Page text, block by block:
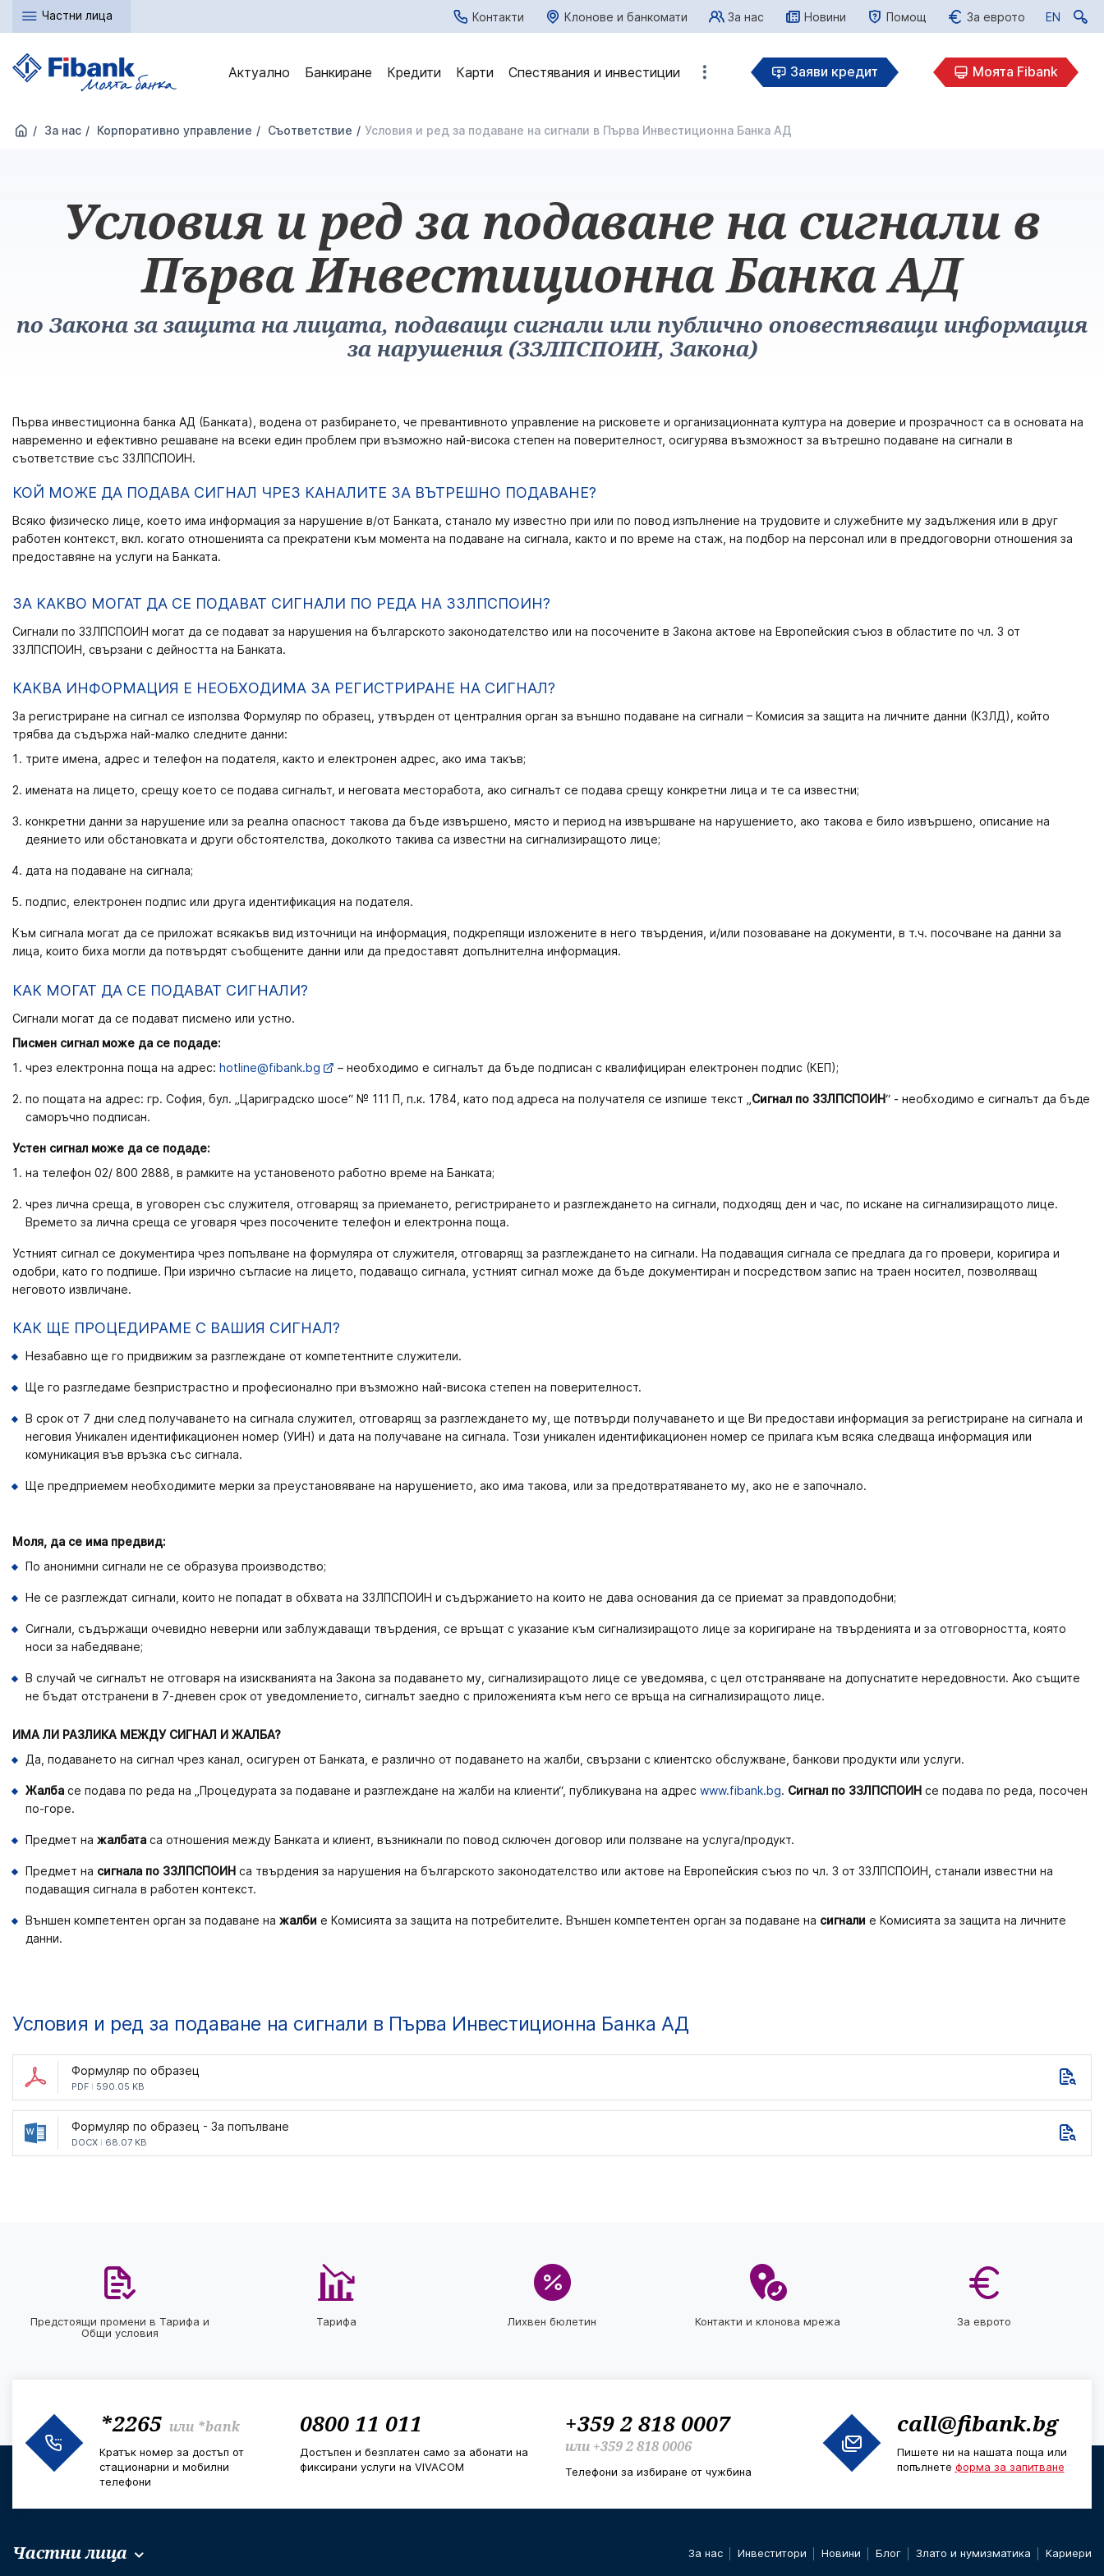
Частни лица Контакти Клонове и банкомати За нас Новини Помощ За еврото EN
EN
Актуално Банкиране Кредити Карти Спестявания и инвестиции Заяви кредит Моята Fibank
За нас Корпоративно управление Съответствие Условия и ред за подаване на сигнали в Първа Инвестиционна Банка АД
Условия и ред за подаване на сигнали в
Първа Инвестиционна Банка АД
по Закона за защита на лицата, подаващи сигнали или публично оповестяващи информация
за нарушения (ЗЗЛПСПОИН, Закона)
Първа инвестиционна банка АД (Банката), водена от разбирането, че превантивното управление на рисковете и организационната култура на доверие и прозрачност са в основата на
навременно и ефективно решаване на всеки един проблем при възможно най-висока степен на поверителност, осигурява възможност за вътрешно подаване на сигнали в
съответствие със ЗЗЛПСПОИН.
КОЙ МОЖЕ ДА ПОДАВА СИГНАЛ ЧРЕЗ КАНАЛИТЕ ЗА ВЪТРЕШНО ПОДАВАНЕ?
Всяко физическо лице, което има информация за нарушение в/от Банката, станало му известно при или по повод изпълнение на трудовите и служебните му задължения или в друг
работен контекст, вкл. когато отношенията са прекратени към момента на подаване на сигнала, както и по време на стаж, на подбор на персонал или в преддоговорни отношения за
предоставяне на услуги на Банката.
ЗА КАКВО МОГАТ ДА СЕ ПОДАВАТ СИГНАЛИ ПО РЕДА НА ЗЗЛПСПОИН?
Сигнали по ЗЗЛПСПОИН могат да се подават за нарушения на българското законодателство или на посочените в Закона актове на Европейския съюз в областите по чл. 3 от
ЗЗЛПСПОИН, свързани с дейността на Банката.
КАКВА ИНФОРМАЦИЯ Е НЕОБХОДИМА ЗА РЕГИСТРИРАНЕ НА СИГНАЛ?
За регистриране на сигнал се използва Формуляр по образец , утвърден от централния орган за външно подаване на сигнали – Комисия за защита на личните данни (КЗЛД), който
трябва да съдържа най-малко следните данни:
трите имена, адрес и телефон на подателя, както и електронен адрес, ако има такъв;
имената на лицето, срещу което се подава сигналът, и неговата месторабота, ако сигналът се подава срещу конкретни лица и те са известни;
конкретни данни за нарушение или за реална опасност такова да бъде извършено, място и период на извършване на нарушението, ако такова е било извършено, описание на
деянието или обстановката и други обстоятелства, доколкото такива са известни на сигнализиращото лице;
дата на подаване на сигнала;
подпис, електронен подпис или друга идентификация на подателя.
Към сигнала могат да се приложат всякакъв вид източници на информация, подкрепящи изложените в него твърдения, и/или позоваване на документи, в т.ч. посочване на данни за
лица, които биха могли да потвърдят съобщените данни или да предоставят допълнителна информация.
КАК МОГАТ ДА СЕ ПОДАВАТ СИГНАЛИ?
Сигнали могат да се подават писмено или устно.
Писмен сигнал може да се подаде:
чрез електронна поща на адрес: hotline@fibank.bg – необходимо е сигналът да бъде подписан с квалифициран електронен подпис (КЕП);
по пощата на адрес: гр. София, бул. „Цариградско шосе“ № 111 П, п.к. 1784, като под адреса на получателя се изпише текст „ Сигнал по ЗЗЛПСПОИН“ - необходимо е сигналът да бъде
саморъчно подписан.
Устен сигнал може да се подаде:
на телефон 02/ 800 2888, в рамките на установеното работно време на Банката;
чрез лична среща, в уговорен със служителя, отговарящ за приемането, регистрирането и разглеждането на сигнали, подходящ ден и час, по искане на сигнализиращото лице.
Времето за лична среща се уговаря чрез посочените телефон и електронна поща.
Устният сигнал се документира чрез попълване на формуляра от служителя, отговарящ за разглеждането на сигнали. На подаващия сигнала се предлага да го провери, коригира и
одобри, като го подпише. При изрично съгласие на лицето, подаващо сигнала, устният сигнал може да бъде документиран и посредством запис на траен носител, позволяващ
неговото извличане.
КАК ЩЕ ПРОЦЕДИРАМЕ С ВАШИЯ СИГНАЛ?
Незабавно ще го придвижим за разглеждане от компетентните служители.
Ще го разгледаме безпристрастно и професионално при възможно най-висока степен на поверителност.
В срок от 7 дни след получаването на сигнала служител, отговарящ за разглеждането му, ще потвърди получаването и ще Ви предостави информация за регистриране на сигнала и
неговия Уникален идентификационен номер (УИН) и дата на получаване на сигнала. Този уникален идентификационен номер се прилага към всяка следваща информация или
комуникация във връзка със сигнала.
Ще предприемем необходимите мерки за преустановяване на нарушението, ако има такова, или за предотвратяването му, ако не е започнало.
Моля, да се има предвид:
По анонимни сигнали не се образува производство;
Не се разглеждат сигнали, които не попадат в обхвата на ЗЗЛПСПОИН и съдържанието на които не дава основания да се приемат за правдоподобни;
Сигнали, съдържащи очевидно неверни или заблуждаващи твърдения, се връщат с указание към сигнализиращото лице за коригиране на твърденията и за отговорността, която
носи за набедяване;
В случай че сигналът не отговаря на изискванията на Закона за подаването му, сигнализиращото лице се уведомява, с цел отстраняване на допуснатите нередовности. Ако същите
не бъдат отстранени в 7-дневен срок от уведомлението, сигналът заедно с приложенията към него се връща на сигнализиращото лице.
ИМА ЛИ РАЗЛИКА МЕЖДУ СИГНАЛ И ЖАЛБА?
Да, подаването на сигнал чрез канал, осигурен от Банката, е различно от подаването на жалби, свързани с клиентско обслужване, банкови продукти или услуги.
Жалба се подава по реда на „Процедурата за подаване и разглеждане на жалби на клиенти“, публикувана на адрес www.fibank.bg. Сигнал по ЗЗЛПСПОИН се подава по реда, посочен
по-горе.
Предмет на жалбата са отношения между Банката и клиент, възникнали по повод сключен договор или ползване на услуга/продукт.
Предмет на сигнала по ЗЗЛПСПОИН са твърдения за нарушения на българското законодателство или актове на Европейския съюз по чл. 3 от ЗЗЛПСПОИН, станали известни на
подаващия сигнала в работен контекст.
Външен компетентен орган за подаване на жалби е Комисията за защита на потребителите. Външен компетентен орган за подаване на сигнали е Комисията за защита на личните
данни.
Условия и ред за подаване на сигнали в Първа Инвестиционна Банка АД
Формуляр по образец
PDF 590.05 KB
Формуляр по образец - За попълване
DOCX 68.07 KB
Предстоящи промени в Тарифа и
Общи условия
Тарифа Лихвен бюлетин Контакти и клонова мрежа За еврото
*2265 или *bank
Кратък номер за достъп от
стационарни и мобилни
телефони
0800 11 011
Достъпен и безплатен само за абонати на
фиксирани услуги на VIVACOM
+359 2 818 0007
или +359 2 818 0006
Телефони за избиране от чужбина
call@fibank.bg
Пишете ни на нашата поща или
попълнете форма за запитване
Частни лица За нас Инвеститори Новини Блог Злато и нумизматика Кариери